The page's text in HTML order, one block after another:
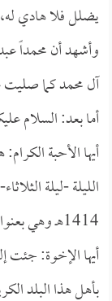
يضلل فلا هادي
وأشهد أن محمداً
آل محمد كما صليت
أما بعد: السلام
أيها الأحبة
الليلة -ليلة
1414هـ وهي بعنوان حديث الهجرة.
أيها الإخوة: جئت
بأهل هذا البلد